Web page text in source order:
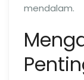
mendalam.